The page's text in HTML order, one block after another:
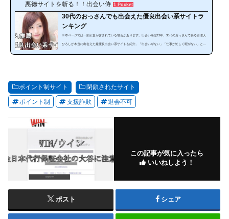
悪徳サイトを斬る！！出会い侍 1 Pocket
30代のおっさんでも出会えた優良出会い系サイトラ
ンキング
※本ページでは一部広告が含まれている場合があります。出会い系歴13年、30代のおっさんである管理人
ひろしが本当に出会えた超優良出会い系サイトを紹介。「出会いがない」「仕事が忙しく暇がない」とい
ポイント制サイト 閉鎖されたサイト
ポイント制 支援詐欺 退会不可
この記事が気に入ったら
いいねしよう！
ポスト シェア